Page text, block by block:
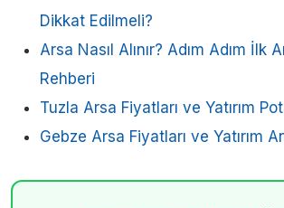
Dikkat Edilmeli?
Arsa Nasıl Alınır? Adım Adım İlk
Rehberi
Tuzla Arsa Fiyatları ve Yatırım
Gebze Arsa Fiyatları ve Yatırım